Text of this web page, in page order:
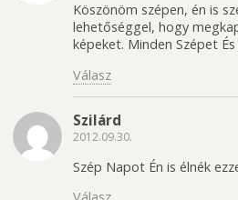
Köszönöm szépen, én is
lehetőséggel, hogy
képeket. Minden Szépet
Válasz
Szilárd
2012.09.30.
Szép Napot Én is élnék